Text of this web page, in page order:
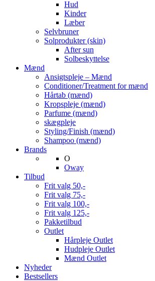
Hud
Kinder
Læber
Selvbruner
Solprodukter (skin)
After sun
Solbeskyttelse
Mænd
Ansigtspleje – Mænd
Conditioner/Treatment for mænd
Hårtab (mænd)
Kropspleje (mænd)
Parfume (mænd)
skægpleje
Styling/Finish (mænd)
Shampoo (mænd)
Brands
O
Oway
Tilbud
Frit valg 50,-
Frit valg 75,-
Frit valg 100,-
Frit valg 125,-
Pakketilbud
Outlet
Hårpleje Outlet
Hudpleje Outlet
Mænd Outlet
Nyheder
Bestsellers